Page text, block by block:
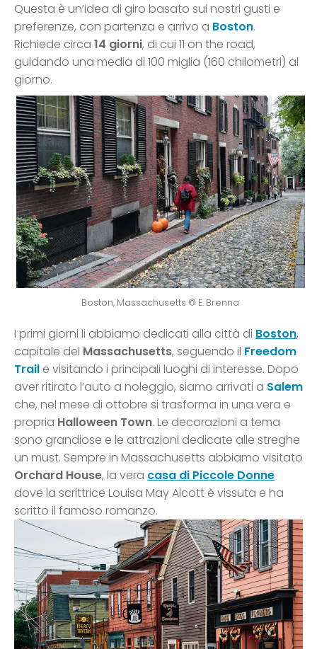
Questa è un’idea di giro basato sui nostri gusti e
preferenze, con partenza e arrivo a Boston.
Richiede circa 14 giorni, di cui 11 on the road,
guidando una media di 100 miglia (160 chilometri) al
giorno.
Boston, Massachusetts © E. Brenna
I primi giorni li abbiamo dedicati alla città di Boston,
capitale del Massachusetts, seguendo il Freedom
Trail e visitando i principali luoghi di interesse. Dopo
aver ritirato l’auto a noleggio, siamo arrivati a Salem
che, nel mese di ottobre si trasforma in una vera e
propria Halloween Town. Le decorazioni a tema
sono grandiose e le attrazioni dedicate alle streghe
un must. Sempre in Massachusetts abbiamo visitato
Orchard House, la vera casa di Piccole Donne
dove la scrittrice Louisa May Alcott è vissuta e ha
scritto il famoso romanzo.